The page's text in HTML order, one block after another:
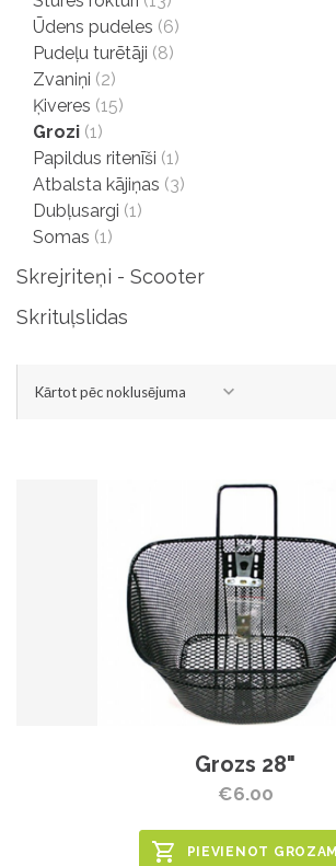
Ūdens pudeles (6)
Pudeļu turētāji (8)
Zvaniņi (2)
Ķiveres (15)
Grozi (1)
Papildus ritenīši (1)
Atbalsta kājiņas (3)
Dubļusargi (1)
Somas (1)
Skrejriteņi - Scooter
Skrituļslidas
Kārtot pēc noklusējuma
Grozs 28"
€6.00
PIEVIENOT GROZAM